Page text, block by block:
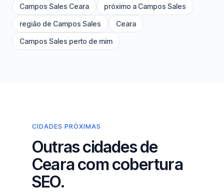
Campos Sales Ceara próximo a Campos Sales
região de Campos Sales Ceara
Campos Sales perto de mim
CIDADES PRÓXIMAS
Outras cidades de
Ceara com cobertura
SEO.